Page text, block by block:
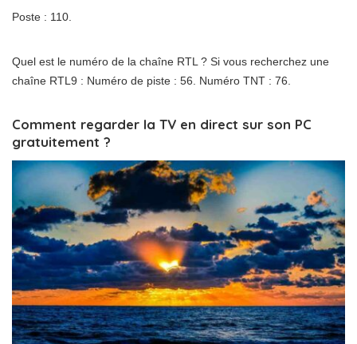
Poste : 110.
Quel est le numéro de la chaîne RTL ? Si vous recherchez une
chaîne RTL9 : Numéro de piste : 56. Numéro TNT : 76.
Comment regarder la TV en direct sur son PC
gratuitement ?